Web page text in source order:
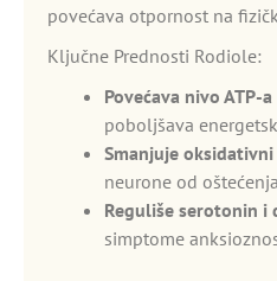
povećava otpornost na
Ključne Prednosti Rodiole:
Povećava nivo ATP-a
poboljšava
Smanjuje
neurone od oštećenja
Reguliše serotonin i
simptome